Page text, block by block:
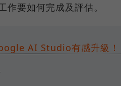
作要如何完成及評估。
AI Studio有感升級